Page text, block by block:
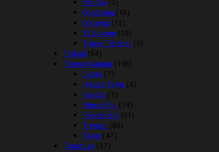
Mordax (2)
Opbinding (18)
Ophæng (12)
Til Boksen (10)
Trailer Tilbehør (3)
Tilskud (54)
Trenser/kandar (196)
Bidløs (7)
Hjælpe Tøjler (8)
Kandar (7)
Næsebånd (14)
Pandebånd (51)
Trenser (60)
Tøjler (47)
Træktove (37)